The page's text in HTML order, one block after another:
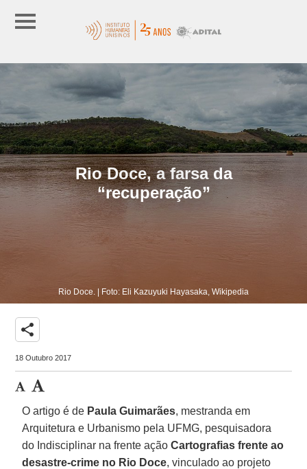
Rio Doce, a farsa da
“recuperação”
Rio Doce. | Foto: Eli Kazuyuki Hayasaka, Wikipedia
share
18 Outubro 2017
O artigo é de Paula Guimarães, mestranda em
Arquitetura e Urbanismo pela UFMG, pesquisadora
do Indisciplinar na frente açãoCartografias frente ao
desastre-crime no Rio Doce, vinculado ao projeto